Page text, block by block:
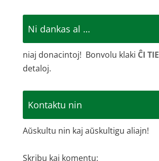
Ni dankas al …
niaj donacintoj! Bonvolu klaki ĈI TIE
detaloj.
Kontaktu nin
Aŭskultu nin kaj aŭskultigu aliajn!
Skribu kaj komentu: